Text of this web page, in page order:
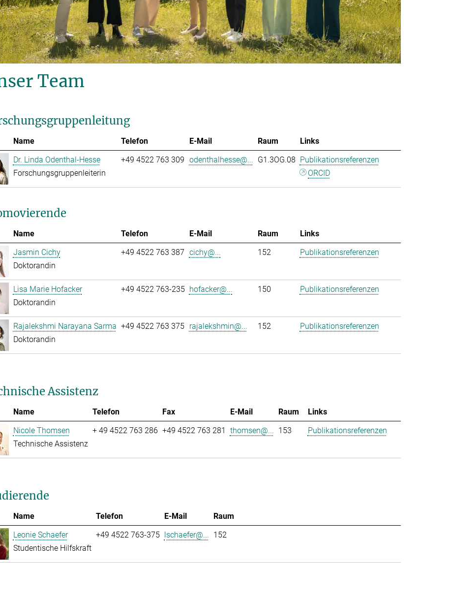
Team
Name Telefon E-Mail Raum
Links
Dr. Linda Odenthal-Hesse
Forschungsgruppenleiterin
+49 4522 763 309 odenthalhesse@... G1.3OG.08 Publikationsreferenzen
ORCID
Name Telefon E-Mail Raum
Links
Jasmin Cichy
Doktorandin
+49 4522 763 387 cichy@... 152 Publikationsreferenzen
Lisa Marie Hofacker
Doktorandin
+49 4522 763-235 hofacker@... 150 Publikationsreferenzen
Rajalekshmi Narayana Sarma
Doktorandin
+49 4522 763 375 rajalekshmin@... 152 Publikationsreferenzen
Assistenz
Name Telefon Fax E-Mail Raum
Links
Nicole Thomsen
Technische Assistenz
+ 49 4522 763 286 +49 4522 763 281 thomsen@... 153 Publikationsreferenzen
Name Telefon E-Mail
Raum
Leonie Schaefer
Studentische Hilfskraft
+49 4522 763-375 lschaefer@... 152